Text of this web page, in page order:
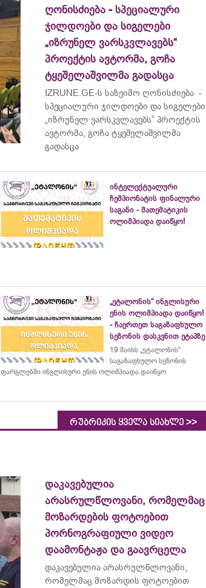
ღონისძიება - სპეციალური
ჯილდოები და სიგელები
„იზრუნელ ვარსკვლავებს“
პროექტის ავტორმა, გოჩა
ტყეშელაშვილმა გადასცა
IZRUNE.GE-ს საზეიმო ღონისძიება -
სპეციალური ჯილდოები და სიგელები
„იზრუნელ ვარსკვლავებს“ პროექტის
ავტორმა, გოჩა ტყეშელაშვილმა
გადასცა
ინტელექტუალური
ჩემპიონატის ფინალური
საგანი - მათემატიკის
ოლიმპიადა დაიწყო!
„ეტალონის“ ინგლისური
ენის ოლიმპიადა დაიწყო!
- ჩაერთეთ საგაზაფხულო
სეზონის დასკვნით ეტაპზე
19 მაისს „ეტალონის“
საგაზაფხულო სეზონის
ფარგლებში ინგლისური ენის ოლიმპიადა დაიწყო
რუბრიკის ყველა სიახლე >>
დაკავებულია
არასრულწლოვანი, რომელმაც
მოზარდების ფოტოებით
პორნოგრაფიული ვიდეო
დაამონტაჟა და გაავრცელა
დაკავებულია არასრულწლოვანი,
რომელმაც მოზარდის ფოტოებით